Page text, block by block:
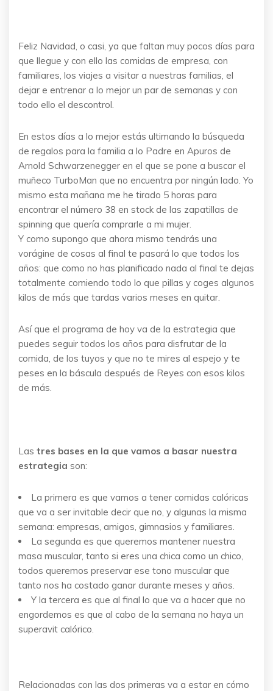
Feliz Navidad, o casi, ya que faltan muy pocos días para
que llegue y con ello las comidas de empresa, con
familiares, los viajes a visitar a nuestras familias, el
dejar e entrenar a lo mejor un par de semanas y con
todo ello el descontrol.
En estos días a lo mejor estás ultimando la búsqueda
de regalos para la familia a lo Padre en Apuros de
Arnold Schwarzenegger en el que se pone a buscar el
muñeco TurboMan que no encuentra por ningún lado. Yo
mismo esta mañana me he tirado 5 horas para
encontrar el número 38 en stock de las zapatillas de
spinning que quería comprarle a mi mujer.
Y como supongo que ahora mismo tendrás una
vorágine de cosas al final te pasará lo que todos los
años: que como no has planificado nada al final te dejas
totalmente comiendo todo lo que pillas y coges algunos
kilos de más que tardas varios meses en quitar.
Así que el programa de hoy va de la estrategia que
puedes seguir todos los años para disfrutar de la
comida, de los tuyos y que no te mires al espejo y te
peses en la báscula después de Reyes con esos kilos
de más.
Las tres bases en la que vamos a basar nuestra
estrategia son:
La primera es que vamos a tener comidas calóricas
que va a ser invitable decir que no, y algunas la misma
semana: empresas, amigos, gimnasios y familiares.
La segunda es que queremos mantener nuestra
masa muscular, tanto si eres una chica como un chico,
todos queremos preservar ese tono muscular que
tanto nos ha costado ganar durante meses y años.
Y la tercera es que al final lo que va a hacer que no
engordemos es que al cabo de la semana no haya un
superavit calórico.
Relacionadas con las dos primeras va a estar en cómo